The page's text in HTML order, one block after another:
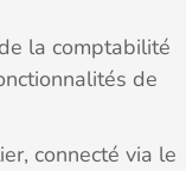
la comptabilité
de
connecté via le